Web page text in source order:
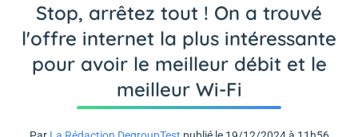
Stop, arrêtez tout ! On a trouvé
l'offre internet la plus intéressante
pour avoir le meilleur débit et le
meilleur Wi-Fi